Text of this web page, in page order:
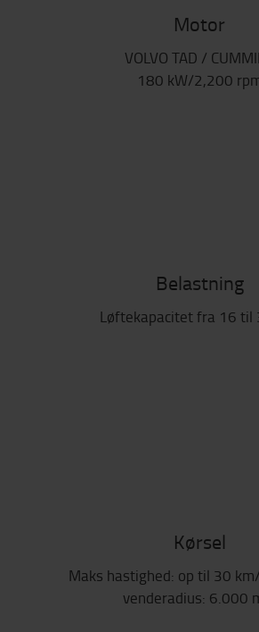
Motor
VOLVO TAD /
180 kW/2,200
Belastning
Løftekapacitet fra 16 til
Kørsel
Maks hastighed: op til 30
venderadius: 6.000